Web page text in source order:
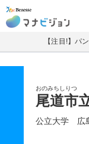
マナ
【注目!】パ
おのみちしりつ
尾道市
公立大学 広